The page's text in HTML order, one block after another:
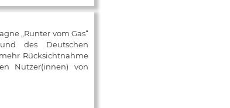
„Runter vom Gas“
des Deutschen
Rücksichtnahme
Nutzer(innen) von